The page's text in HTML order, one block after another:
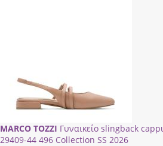
MARCO TOZZI Γυναικείο slingback
29409-44 496 Collection SS 2026